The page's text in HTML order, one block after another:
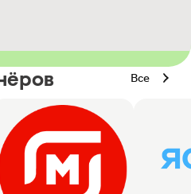
Все